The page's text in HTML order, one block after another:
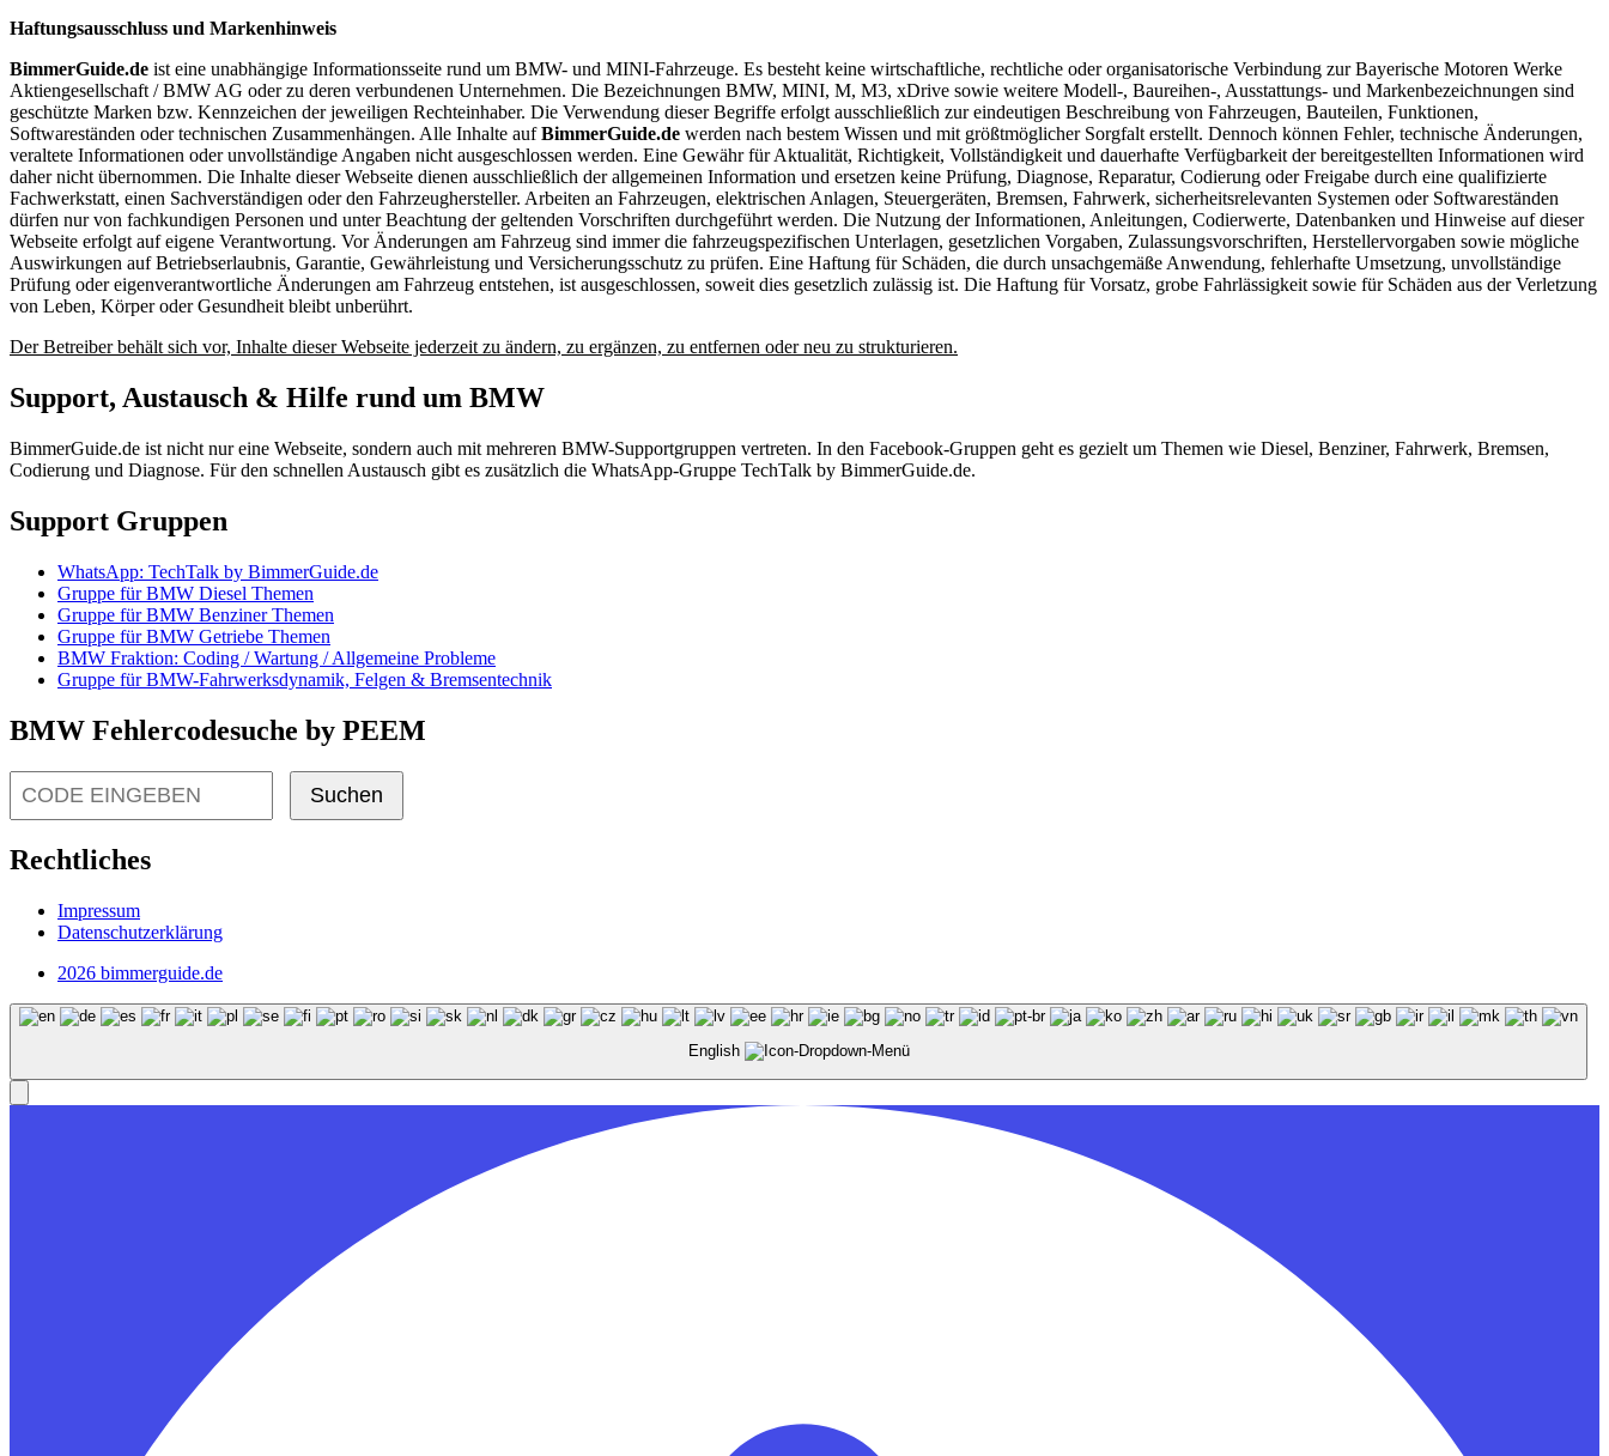
Haftungsausschluss und Markenhinweis
BimmerGuide.de ist eine unabhängige Informationsseite rund um BMW- und MINI-Fahrzeuge. Es besteht keine wirtschaftliche, rechtliche oder organisatorische Verbindung zur Bayerische Motoren Werke
Aktiengesellschaft / BMW AG oder zu deren verbundenen Unternehmen. Die Bezeichnungen BMW, MINI, M, M3, xDrive sowie weitere Modell-, Baureihen-, Ausstattungs- und Markenbezeichnungen sind
geschützte Marken bzw. Kennzeichen der jeweiligen Rechteinhaber. Die Verwendung dieser Begriffe erfolgt ausschließlich zur eindeutigen Beschreibung von Fahrzeugen, Bauteilen, Funktionen,
Softwareständen oder technischen Zusammenhängen. Alle Inhalte aufBimmerGuide.de werden nach bestem Wissen und mit größtmöglicher Sorgfalt erstellt. Dennoch können Fehler, technische Änderungen,
veraltete Informationen oder unvollständige Angaben nicht ausgeschlossen werden. Eine Gewähr für Aktualität, Richtigkeit, Vollständigkeit und dauerhafte Verfügbarkeit der bereitgestellten Informationen wird
daher nicht übernommen. Die Inhalte dieser Webseite dienen ausschließlich der allgemeinen Information und ersetzen keine Prüfung, Diagnose, Reparatur, Codierung oder Freigabe durch eine qualifizierte
Fachwerkstatt, einen Sachverständigen oder den Fahrzeughersteller. Arbeiten an Fahrzeugen, elektrischen Anlagen, Steuergeräten, Bremsen, Fahrwerk, sicherheitsrelevanten Systemen oder Softwareständen
dürfen nur von fachkundigen Personen und unter Beachtung der geltenden Vorschriften durchgeführt werden. Die Nutzung der Informationen, Anleitungen, Codierwerte, Datenbanken und Hinweise auf dieser
Webseite erfolgt auf eigene Verantwortung. Vor Änderungen am Fahrzeug sind immer die fahrzeugspezifischen Unterlagen, gesetzlichen Vorgaben, Zulassungsvorschriften, Herstellervorgaben sowie mögliche
Auswirkungen auf Betriebserlaubnis, Garantie, Gewährleistung und Versicherungsschutz zu prüfen. Eine Haftung für Schäden, die durch unsachgemäße Anwendung, fehlerhafte Umsetzung, unvollständige
Prüfung oder eigenverantwortliche Änderungen am Fahrzeug entstehen, ist ausgeschlossen, soweit dies gesetzlich zulässig ist. Die Haftung für Vorsatz, grobe Fahrlässigkeit sowie für Schäden aus der Verletzung
von Leben, Körper oder Gesundheit bleibt unberührt.
Der Betreiber behält sich vor, Inhalte dieser Webseite jederzeit zu ändern, zu ergänzen, zu entfernen oder neu zu strukturieren.
Support, Austausch & Hilfe rund um BMW
BimmerGuide.de ist nicht nur eine Webseite, sondern auch mit mehreren BMW-Supportgruppen vertreten. In den Facebook-Gruppen geht es gezielt um Themen wie Diesel, Benziner, Fahrwerk, Bremsen,
Codierung und Diagnose. Für den schnellen Austausch gibt es zusätzlich die WhatsApp-Gruppe TechTalk by BimmerGuide.de.
Support Gruppen
WhatsApp: TechTalk by BimmerGuide.de
Gruppe für BMW Diesel Themen
Gruppe für BMW Benziner Themen
Gruppe für BMW Getriebe Themen
BMW Fraktion: Coding / Wartung / Allgemeine Probleme
Gruppe für BMW-Fahrwerksdynamik, Felgen & Bremsentechnik
BMW Fehlercodesuche by PEEM
Suchen
Rechtliches
Impressum
Datenschutzerklärung
2026 bimmerguide.de
English